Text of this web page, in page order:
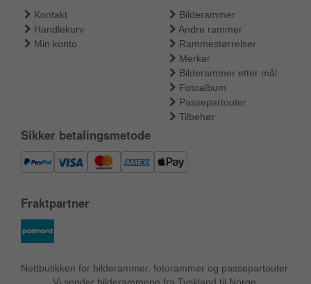
Kontakt
Handlekurv
Min konto
Bilderammer
Andre rammer
Rammestørrelser
Merker
Bilderammer etter mål
Fotoalbum
Passepartouter
Tilbehør
Sikker betalingsmetode
Fraktpartner
Nettbutikken for bilderammer, fotorammer og passepartouter.